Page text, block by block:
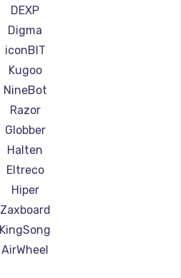
самокатов Bork
Segway
KIRIN
DEXP
Digma
iconBIT
Kugoo
NineBot
Razor
Globber
Halten
Eltreco
Hiper
Zaxboard
KingSong
AirWheel